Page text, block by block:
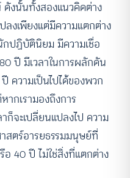
ดังนั้นทั้งสองแนวคิดต่าง
ลงเพียงแต่มีความแตกต่าง
กปฏิบัตินิยม มีความเชื่อ
ปี มีเวลาในการผลักดัน
ความเป็นไปได้ของพวก
ากเรามองถึงการ
าก็จะเปลี่ยนแปลงไป ความ
าสตร์อารยธรรมมนุษย์ที่
40 ปี ไม่ใช่สิ่งที่แตกต่าง